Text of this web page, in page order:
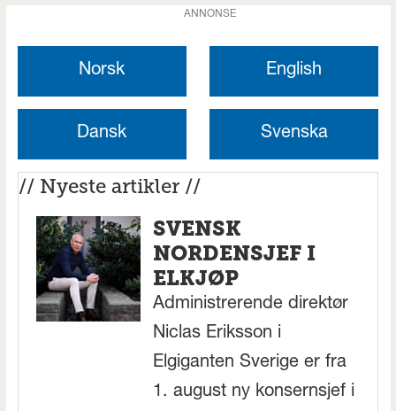
ANNONSE
Norsk English
Dansk Svenska
// Nyeste artikler //
SVENSK
NORDENSJEF I
ELKJØP
Administrerende direktør
Niclas Eriksson i
Elgiganten Sverige er fra
1. august ny konsernsjef i